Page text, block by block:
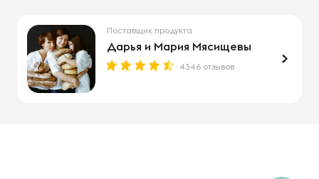
Поставщик продукта
Дарья и Мария Мясищевы
4346 отзывов